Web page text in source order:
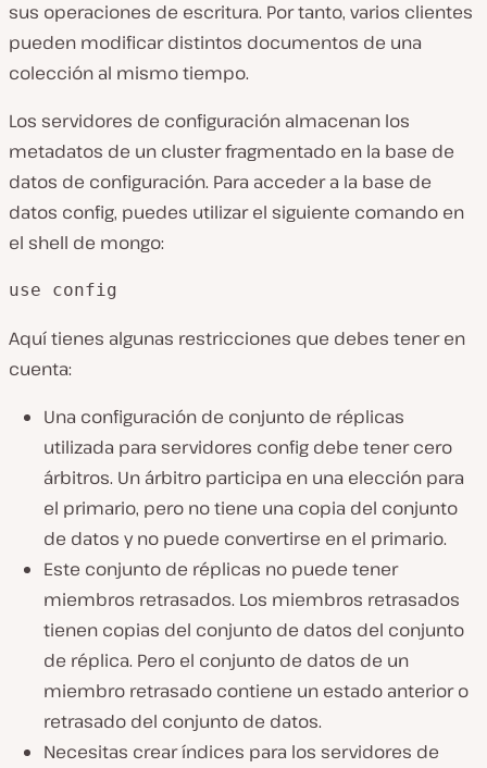
sus operaciones de escritura. Por tanto, varios clientes
pueden modificar distintos documentos de una
colección al mismo tiempo.
Los servidores de configuración almacenan los
metadatos de un cluster fragmentado en la base de
datos de configuración. Para acceder a la base de
datos config, puedes utilizar el siguiente comando en
el shell de mongo:
use config
Aquí tienes algunas restricciones que debes tener en
cuenta:
Una configuración de conjunto de réplicas
utilizada para servidores config debe tener cero
árbitros. Un árbitro participa en una elección para
el primario, pero no tiene una copia del conjunto
de datos y no puede convertirse en el primario.
Este conjunto de réplicas no puede tener
miembros retrasados. Los miembros retrasados
tienen copias del conjunto de datos del conjunto
de réplica. Pero el conjunto de datos de un
miembro retrasado contiene un estado anterior o
retrasado del conjunto de datos.
Necesitas crear índices para los servidores de